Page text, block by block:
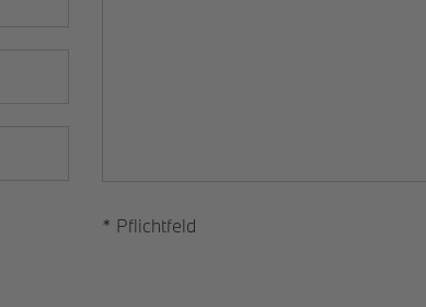
* Pflichtfeld